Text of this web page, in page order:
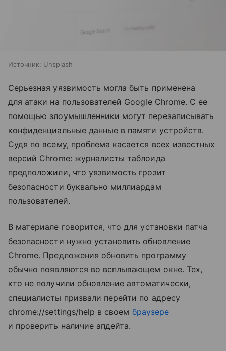
Источник: Unsplash
Серьезная уязвимость могла быть применена
для атаки на пользователей Google Chrome. С ее
помощью злоумышленники могут перезаписывать
конфиденциальные данные в памяти устройств.
Судя по всему, проблема касается всех известных
версий Chrome: журналисты таблоида
предположили, что уязвимость грозит
безопасности буквально миллиардам
пользователей.
В материале говорится, что для установки патча
безопасности нужно установить обновление
Chrome. Предложения обновить программу
обычно появляются во всплывающем окне. Тех,
кто не получили обновление автоматически,
специалисты призвали перейти по адресу
chrome://settings/help в своем браузере
и проверить наличие апдейта.